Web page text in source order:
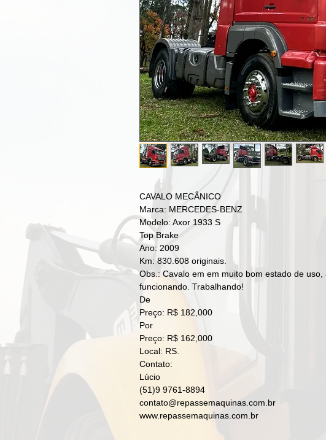
CAVALO MECÂNICO
Marca: MERCEDES-BENZ
Modelo: Axor 1933 S
Top Brake
Ano: 2009
Km: 830.608 originais.
Obs.: Cavalo em em muito bom estado de
funcionando. Trabalhando!
De
Preço: R$ 182,000
Por
Preço: R$ 162,000
Local: RS.
Contato:
Lúcio
(51)9 9761-8894
contato@repassemaquinas.com.br
www.repassemaquinas.com.br